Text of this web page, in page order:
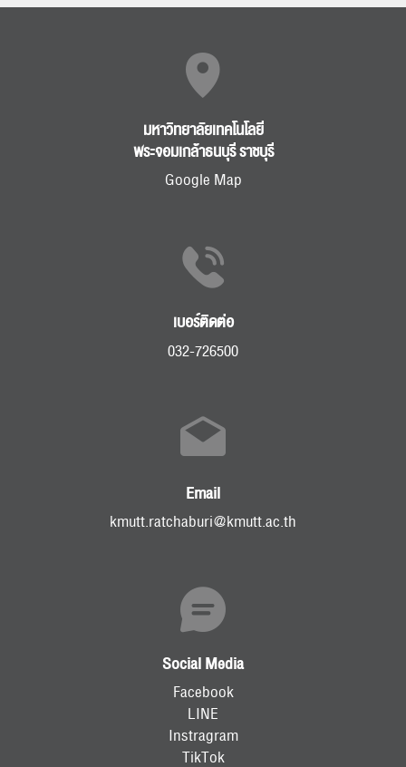
มหาวิทยาลัยเทคโนโลยี
พระจอมเกล้าธนบุรี ราชบุรี
Google Map
เบอร์ติดต่อ
032-726500
Email
kmutt.ratchaburi@kmutt.ac.th
Social Media
Facebook
LINE
Instragram
TikTok